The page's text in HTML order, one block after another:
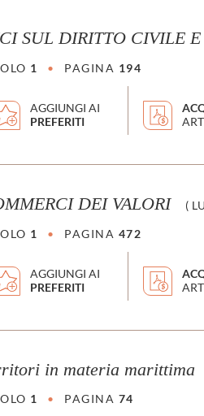
SUL DIRITTO CIVILE
1 • PAGINA 194
AGGIUNGI AI
PREFERITI
DEI VALORI (
1 • PAGINA 472
AGGIUNGI AI
PREFERITI
in materia marittima
1 • PAGINA 74